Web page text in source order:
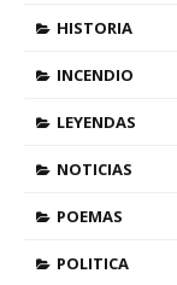
HISTORIA
INCENDIO
LEYENDAS
NOTICIAS
POEMAS
POLITICA